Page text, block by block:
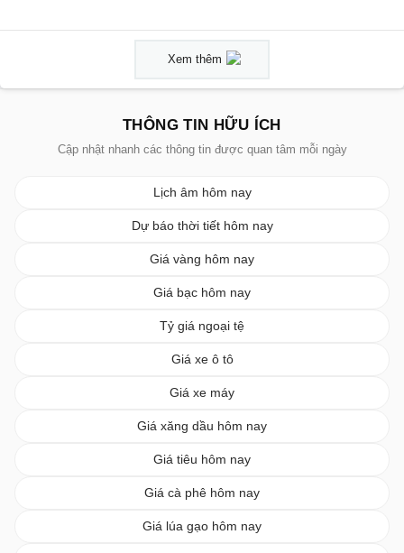
Xem thêm
THÔNG TIN HỮU ÍCH
Cập nhật nhanh các thông tin được quan tâm mỗi ngày
Lịch âm hôm nay
Dự báo thời tiết hôm nay
Giá vàng hôm nay
Giá bạc hôm nay
Tỷ giá ngoại tệ
Giá xe ô tô
Giá xe máy
Giá xăng dầu hôm nay
Giá tiêu hôm nay
Giá cà phê hôm nay
Giá lúa gạo hôm nay